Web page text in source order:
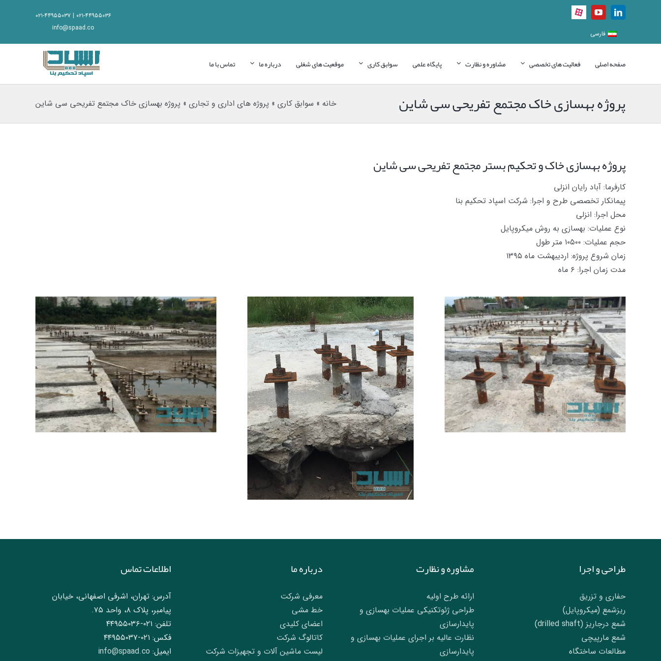
LinkedIn
YouTube
Aparat
فارسی
۰۲۱-۴۴۹۵۵۰۳۶ | ۰۲۱-۴۴۹۵۵۰۳۷
info@spaad.co
صفحه اصلی فعالیت های تخصصی مشاوره و نظارت پایگاه علمی سوابق کاری موقعیت های شغلی درباره ما تماس با ما
پروژه بهسازی خاک مجتمع تفریحی سی شاین خانه » سوابق کاری » پروژه های اداری و تجاری » پروژه بهسازی خاک مجتمع تفریحی سی شاین
پروژه بهسازی خاک و تحکیم بستر مجتمع تفریحی سی شاین
کارفرما: آباد رایان انزلی
پیمانکار تخصصی طرح و اجرا: شرکت اسپاد تحکیم بنا
محل اجرا: انزلی
نوع عملیات: بهسازی به روش میکروپایل
حجم عملیات: ۱۰۵۰۰ متر طول
زمان شروع پروژه: اردیبهشت ماه ۱۳۹۵
مدت زمان اجرا: ۶ ماه
طراحی و اجرا
حفاری و تزریق
ریزشمع (میکروپایل)
شمع درجاریز (drilled shaft)
شمع مارپیچی
مطالعات ساختگاه
مشاوره و نظارت
ارائه طرح اولیه
طراحی ژئوتکنیکی عملیات بهسازی و
پایدارسازی
نظارت عالیه بر اجرای عملیات بهسازی و
پایدارسازی
درباره ما
معرفی شرکت
خط مشی
اعضای کلیدی
کاتالوگ شرکت
لیست ماشین آلات و تجهیزات شرکت
اطلاعات تماس
آدرس: تهران، اشرفی اصفهانی، خیابان
پیامبر، پلاک ۸، واحد ۷۵.
تلفن: ۰۲۱-۴۴۹۵۵۰۳۶
فکس: ۰۲۱-۴۴۹۵۵۰۳۷
ایمیل: info@spaad.co